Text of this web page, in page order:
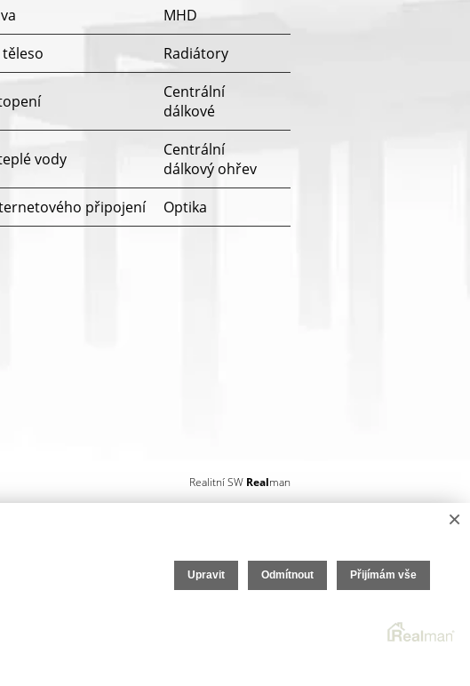
MHD
Radiátory
Centrální
dálkové
vody
Centrální
dálkový ohřev
připojení
Optika
Realitní SW Realman
×
Upravit Odmítnout Přijímám vše